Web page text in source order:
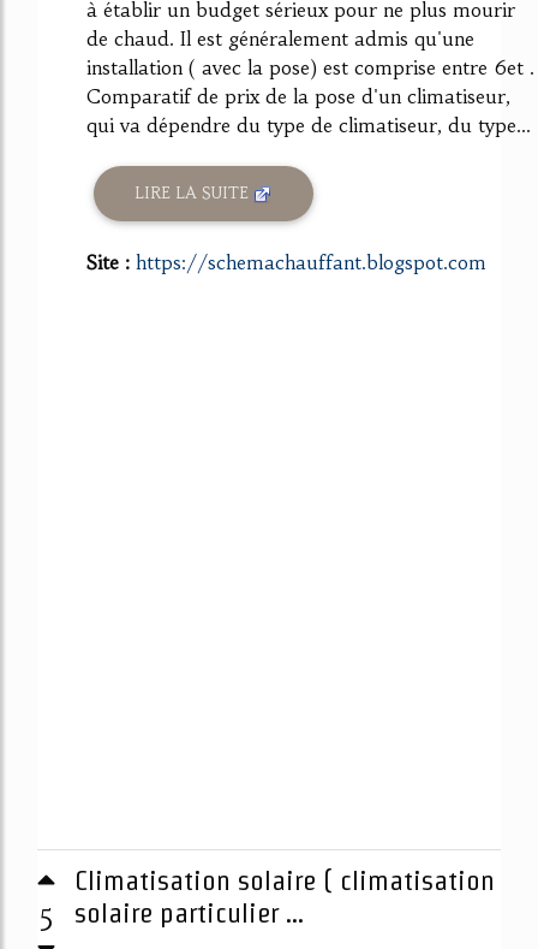
à établir un budget sérieux pour ne plus mourir
de chaud. Il est généralement admis qu'une
installation ( avec la pose) est comprise entre 6et .
Comparatif de prix de la pose d'un climatiseur,
qui va dépendre du type de climatiseur, du type...
LIRE LA SUITE
Site : https://schemachauffant.blogspot.com
5
Climatisation solaire ( climatisation
solaire particulier ...